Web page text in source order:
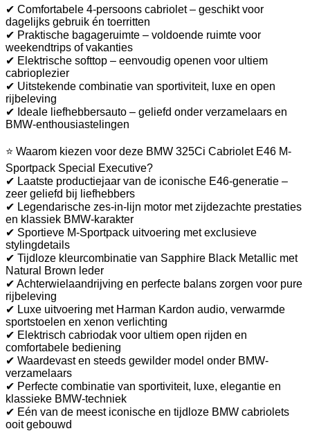
✔ Comfortabele 4-persoons cabriolet – geschikt voor
dagelijks gebruik én toerritten
✔ Praktische bagageruimte – voldoende ruimte voor
weekendtrips of vakanties
✔ Elektrische softtop – eenvoudig openen voor ultiem
cabrioplezier
✔ Uitstekende combinatie van sportiviteit, luxe en open
rijbeleving
✔ Ideale liefhebbersauto – geliefd onder verzamelaars en
BMW-enthousiastelingen
⭐ Waarom kiezen voor deze BMW 325Ci Cabriolet E46 M-
Sportpack Special Executive?
✔ Laatste productiejaar van de iconische E46-generatie –
zeer geliefd bij liefhebbers
✔ Legendarische zes-in-lijn motor met zijdezachte prestaties
en klassiek BMW-karakter
✔ Sportieve M-Sportpack uitvoering met exclusieve
stylingdetails
✔ Tijdloze kleurcombinatie van Sapphire Black Metallic met
Natural Brown leder
✔ Achterwielaandrijving en perfecte balans zorgen voor pure
rijbeleving
✔ Luxe uitvoering met Harman Kardon audio, verwarmde
sportstoelen en xenon verlichting
✔ Elektrisch cabriodak voor ultiem open rijden en
comfortabele bediening
✔ Waardevast en steeds gewilder model onder BMW-
verzamelaars
✔ Perfecte combinatie van sportiviteit, luxe, elegantie en
klassieke BMW-techniek
✔ Eén van de meest iconische en tijdloze BMW cabriolets
ooit gebouwd